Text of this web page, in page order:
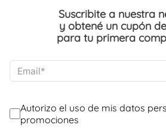
Suscribite a nuestra
y obtené un cupón de
para tu primera